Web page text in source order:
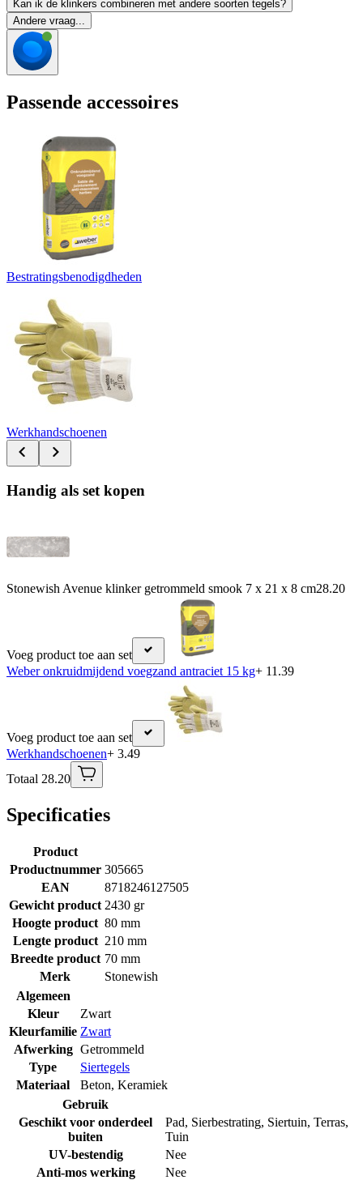
Kan ik de klinkers combineren met andere soorten tegels?
Andere vraag...
Passende accessoires
Bestratingsbenodigdheden
Werkhandschoenen
Handig als set kopen
Stonewish Avenue klinker getrommeld smook 7 x 21 x 8 cm28.20
Voeg product toe aan set
Weber onkruidmijdend voegzand antraciet 15 kg+ 11.39
Voeg product toe aan set
Werkhandschoenen+ 3.49
Totaal 28.20
Specificaties
Product
Productnummer 305665
EAN
8718246127505
Gewicht product 2430 gr
Hoogte product 80 mm
Lengte product 210 mm
Breedte product 70 mm
Merk
Stonewish
Algemeen
Kleur
Zwart
Kleurfamilie Zwart
Afwerking Getrommeld
Type
Siertegels
Materiaal
Beton, Keramiek
Gebruik
Geschikt voor onderdeel
buiten
Pad, Sierbestrating, Siertuin, Terras,
Tuin
UV-bestendig
Nee
Anti-mos werking
Nee